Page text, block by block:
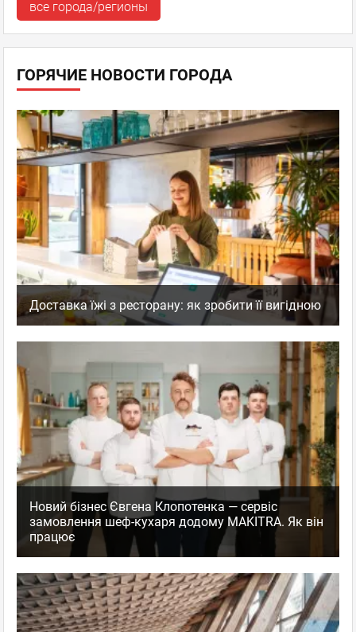
все города/регионы
ГОРЯЧИЕ НОВОСТИ ГОРОДА
Доставка їжі з ресторану: як зробити її вигідною
Новий бізнес Євгена Клопотенка — сервіс
замовлення шеф-кухаря додому MAKITRA. Як він
працює